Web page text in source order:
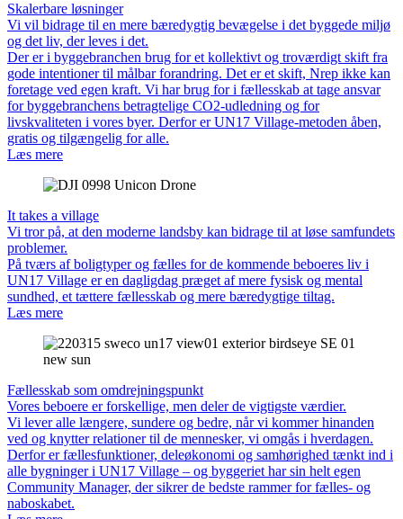
Skalerbare løsninger
Vi vil bidrage til en mere bæredygtig bevægelse i det byggede miljø
og det liv, der leves i det.
Der er i byggebranchen brug for et kollektivt og troværdigt skift fra
gode intentioner til målbar forandring. Det er et skift, Nrep ikke kan
foretage ved egen kraft. Vi har brug for i fællesskab at tage ansvar
for byggebranchens betragtelige CO2-udledning og for
livskvaliteten i vores byer. Derfor er UN17 Village-metoden åben,
gratis og tilgængelig for alle.
Læs mere
It takes a village
Vi tror på, at den moderne landsby kan bidrage til at løse samfundets
problemer.
På tværs af boligtyper og fælles for de kommende beboeres liv i
UN17 Village er en dagligdag præget af mere fysisk og mental
sundhed, et tættere fællesskab og mere bæredygtige tiltag.
Læs mere
Fællesskab som omdrejningspunkt
Vores beboere er forskellige, men deler de vigtigste værdier.
Vi lever alle længere, sundere og bedre, når vi kommer hinanden
ved og knytter relationer til de mennesker, vi omgås i hverdagen.
Derfor er fællesfunktioner, deleøkonomi og samhørighed tænkt ind i
alle bygninger i UN17 Village – og byggeriet har sin helt egen
Community Manager, der sikrer de bedste rammer for fælles- og
naboskabet.